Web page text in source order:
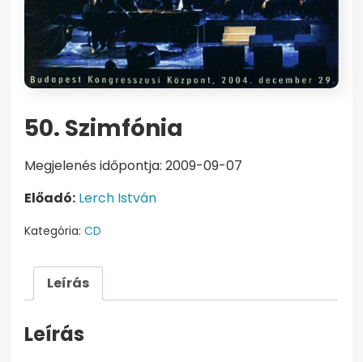
50. Szimfónia
Megjelenés időpontja: 2009-09-07
Előadó: Lerch István
Kategória:CD
Leírás
Leírás